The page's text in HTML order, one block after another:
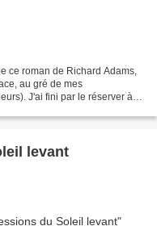
ce roman de Richard Adams,
au gré de mes
J'ai fini par le réserver à la
levant